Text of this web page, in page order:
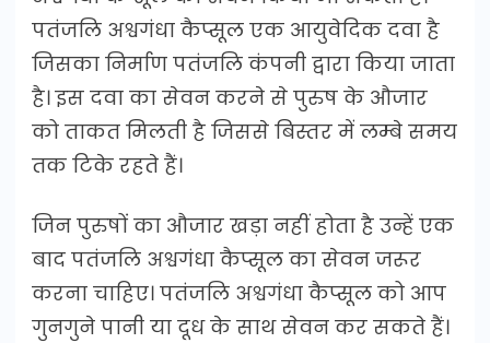
पतंजलि अश्वगंधा कैप्सूल एक आयुवेदिक दवा है
जिसका निर्माण पतंजलि कंपनी द्वारा किया जाता
है। इस दवा का सेवन करने से पुरुष के औजार
को ताकत मिलती है जिससे बिस्तर में लम्बे समय
तक टिके रहते हैं।
जिन पुरुषों का औजार खड़ा नहीं होता है उन्हें एक
बाद पतंजलि अश्वगंधा कैप्सूल का सेवन जरूर
करना चाहिए। पतंजलि अश्वगंधा कैप्सूल को आप
गुनगुने पानी या दूध के साथ सेवन कर सकते हैं।